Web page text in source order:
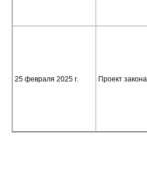
25 февраля 2025 г. Проект закона